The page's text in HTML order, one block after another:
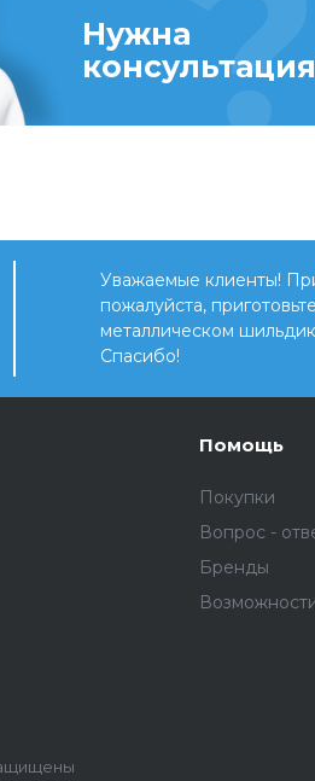
Нужна
Уважаемые клиенты!
пожалуйста,
металлическом
Спасибо!
Помощь
Покупки
Вопрос -
Бренды